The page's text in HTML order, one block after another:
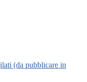
(da pubblicare in